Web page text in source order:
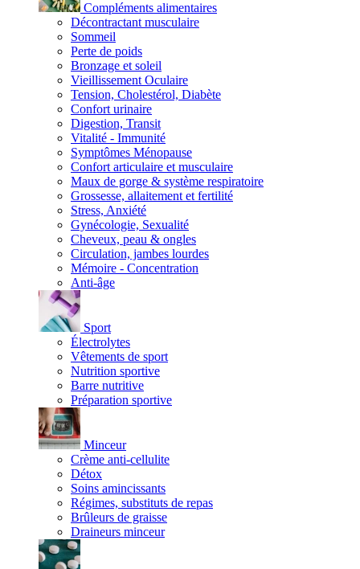
Compléments alimentaires
Décontractant musculaire
Sommeil
Perte de poids
Bronzage et soleil
Vieillissement Oculaire
Tension, Cholestérol, Diabète
Confort urinaire
Digestion, Transit
Vitalité - Immunité
Symptômes Ménopause
Confort articulaire et musculaire
Maux de gorge & système respiratoire
Grossesse, allaitement et fertilité
Stress, Anxiété
Gynécologie, Sexualité
Cheveux, peau & ongles
Circulation, jambes lourdes
Mémoire - Concentration
Anti-âge
Sport
Électrolytes
Vêtements de sport
Nutrition sportive
Barre nutritive
Préparation sportive
Minceur
Crème anti-cellulite
Détox
Soins amincissants
Régimes, substituts de repas
Brûleurs de graisse
Draineurs minceur